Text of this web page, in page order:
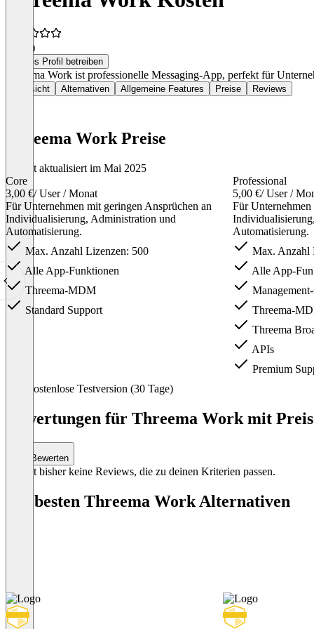
(4)
Dieses Profil betreiben
Threema Work ist professionelle Messaging-App, perfekt für
Übersicht Alternativen Allgemeine Features Preise Reviews
Threema Work Preise
Zuletzt aktualisiert im Mai 2025
Core
3,00 €/ User / Monat
Für Unternehmen mit geringen Ansprüchen an
Individualisierung, Administration und
Automatisierung.
Max. Anzahl Lizenzen: 500
Alle App-Funktionen
Threema-MDM
Standard Support
Professional
5,00 €/ User /
Für
Automatisierung.
Max. Anzahl
Alle App-
Threema-
Threema
APIs
Premium
Kostenlose Testversion (30 Tage)
Bewertungen für Threema Work mit
Bewerten
Es gibt bisher keine Reviews, die zu deinen Kriterien passen.
Die besten Threema Work Alternativen